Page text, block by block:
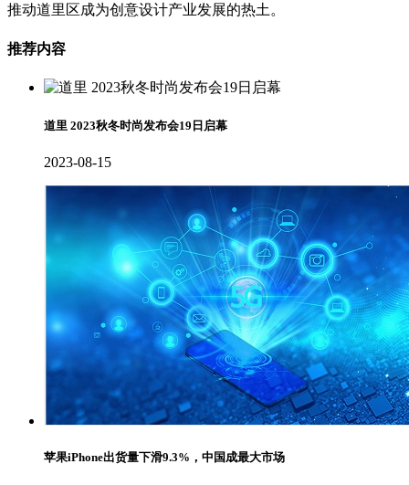
推动道里区成为创意设计产业发展的热土。
推荐内容
道里 2023秋冬时尚发布会19日启幕
2023-08-15
苹果iPhone出货量下滑9.3%，中国成最大市场